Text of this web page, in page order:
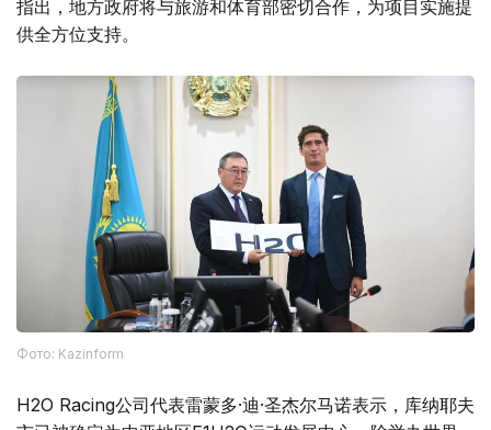
指出，地方政府将与旅游和体育部密切合作，为项目实施提
供全方位支持。
Фото: Kazinform
H2O Racing公司代表雷蒙多·迪·圣杰尔马诺表示，库纳耶夫